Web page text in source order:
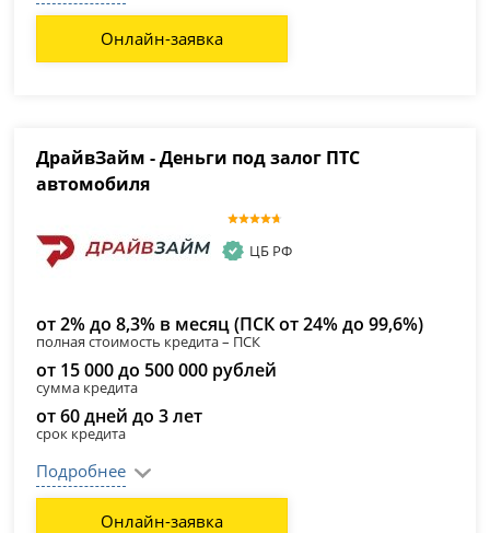
Онлайн-заявка
ДрайвЗайм - Деньги под залог ПТС
автомобиля
ЦБ РФ
от 2% до 8,3% в месяц (ПСК от 24% до 99,6%)
полная стоимость кредита – ПСК
от 15 000 до 500 000 рублей
сумма кредита
от 60 дней до 3 лет
срок кредита
Подробнее
Онлайн-заявка